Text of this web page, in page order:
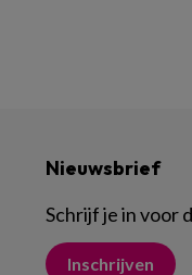
Nieuwsbrief
Schrijf je in voor
Inschrijven